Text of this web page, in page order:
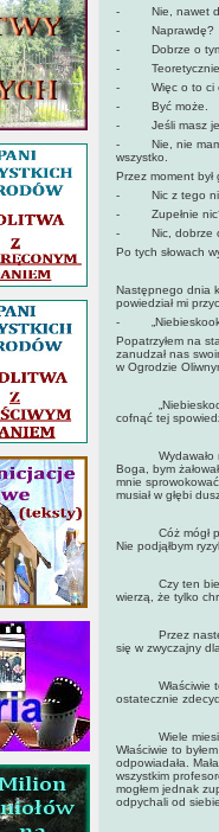
- Nie, nawet do
- Naprawdę?
- Dobrze o tym
- Teoretycznie
- Więc o to ci
- Być może.
- Jeśli masz
- Nie, nie mam -
wszystko.
Przez moment był
- Nic z tego nie
- Zupełnie
- Nic, dobrze o
Po tych słowach
Następnego dnia
powiedział mi
- „Niebieskooki"
Popatrzyłem na
zanudzał nas
w Ogrodzie
„Niebieskooki"
cofnąć tej
Wydawało mi
Boga, bym
mnie
musiał w głębi
Cóż mógł
Nie podjąłbym
Czy ten biedny
wierzą, że tylko
Przez następne
się w zwyczajny
Właściwie to go
ostatecznie
Wiele miesięcy
Właściwie to
odpowiadała.
wszystkim
mogłem jednak
odpychali od